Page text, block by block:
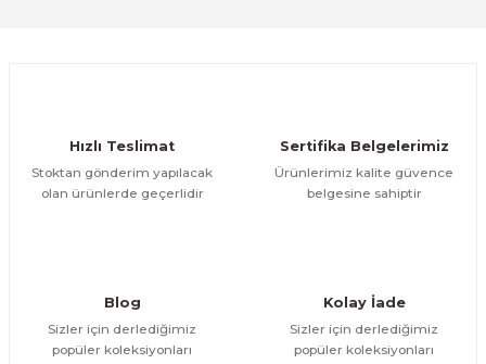
Bu ürüne benzer farklı alternatifler olmalı.
Hızlı Teslimat
Stoktan gönderim yapılacak
olan ürünlerde geçerlidir
Sertifika Belgelerimiz
Ürünlerimiz kalite güvence
belgesine sahiptir
Blog
Sizler için derlediğimiz
popüler koleksiyonları
Kolay İade
Sizler için derlediğimiz
popüler koleksiyonları